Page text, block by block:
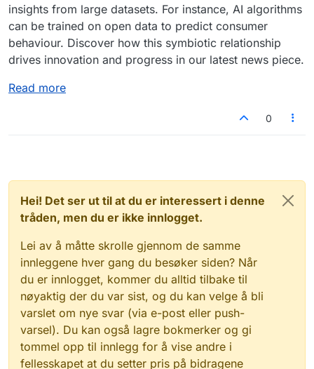
insights from large datasets. For instance, AI algorithms
can be trained on open data to predict consumer
behaviour. Discover how this symbiotic relationship
drives innovation and progress in our latest news piece.
Read more
0
Hei! Det ser ut til at du er interessert i denne
tråden, men du er ikke innlogget.
Lei av å måtte skrolle gjennom de samme
innleggene hver gang du besøker siden? Når
du er innlogget, kommer du alltid tilbake til
nøyaktig der du var sist, og du kan velge å bli
varslet om nye svar (via e-post eller push-
varsel). Du kan også lagre bokmerker og gi
tommel opp til innlegg for å vise andre i
fellesskapet at du setter pris på bidragene